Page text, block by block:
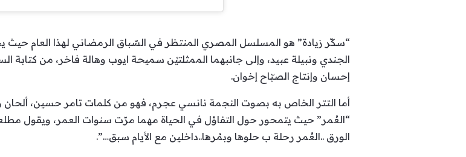
“سكّر زيادة” هو المسلسل المصري المنتظر في السّباق الرمضاني لهذا العام حيث
الجندي ونبيلة عبيد، وإلى جانبهما الممثلتيْن سميحة ايوب وهالة فاخر، من كتابة
إحسان وإنتاج الصبّاح إخوان.
أما التتر الخاص به بصوت النجمة نانسي عجرم، فهو من كلمات تامر حسين،
“العُمر” حيث يتمحور حول التفاؤل في الحياة مهما مرّت سنوات العمر، ويقول
الورق ‬..العُمر رحلة ب حلوها وبمُرها‬..داخلين مع الأيام سبق…”.‬‬‬